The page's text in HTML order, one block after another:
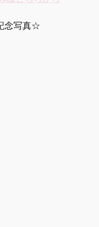
情報】赤ちゃんの状態
念写真☆